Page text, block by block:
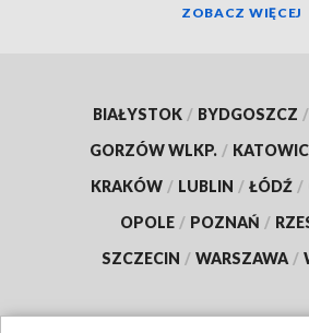
ZOBACZ WIĘCEJ
BIAŁYSTOK / BYDGOSZCZ /
GORZÓW WLKP. /
KRAKÓW / LUBLIN / ŁÓDŹ /
OPOLE / POZNAŃ /
SZCZECIN / WARSZAWA /